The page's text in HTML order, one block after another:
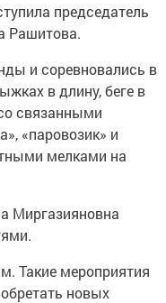
председатель
Рашитова.
и соревновались в
в длину, беге в
связанными
«паровозик» и
мелками на
Миргазияновна
Такие мероприятия
новых